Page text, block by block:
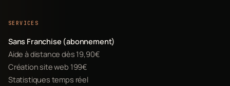
SERVICES
Sans Franchise (abonnement)
Aide à distance dès 19,90€
Création site web 199€
Statistiques temps réel